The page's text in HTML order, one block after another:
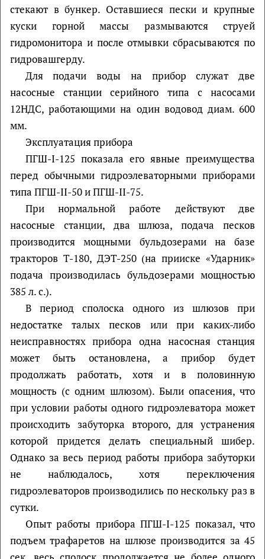
стекают в бункер. Оставшиеся пески и крупные
куски горной массы размываются струей
гидромонитора и после отмывки сбрасываются по
гидровашгерду.
Для подачи воды на прибор служат две
насосные станции серийного типа с насосами
12НДС, работающими на один водовод диам. 600
мм.
Эксплуатация прибора
ПГШ-I-125 показала его явные преимущества
перед обычными гидроэлеваторными приборами
типа ПГШ-II-50 и ПГШ-II-75.
При нормальной работе действуют две
насосные станции, два шлюза, подача песков
производится мощными бульдозерами на базе
тракторов Т-180, ДЭТ-250 (на прииске «Ударник»
подача производилась бульдозерами мощностью
385 л. с.).
В период сполоска одного из шлюзов при
недостатке талых песков или при каких-либо
неисправностях прибора одна насосная станция
может быть остановлена, а прибор будет
продолжать работать, хотя и в половинную
мощность (с одним шлюзом). Были опасения, что
при условии работы одного гидроэлеватора может
происходить забуторка второго, для устранения
которой придется делать специальный шибер.
Однако за весь период работы прибора забуторки
не наблюдалось, хотя переключения
гидроэлеваторов производились по нескольку раз в
сутки.
Опыт работы прибора ПГШ-I-125 показал, что
подъем трафаретов на шлюзе производится за 45